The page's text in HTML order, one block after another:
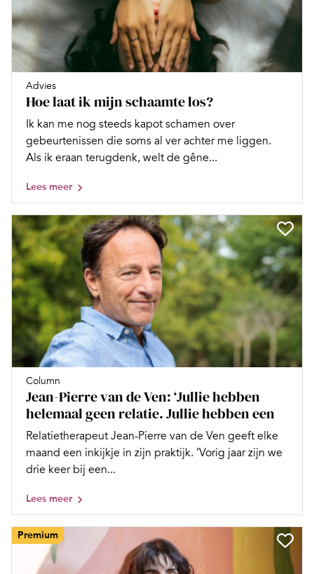
Advies
Hoe laat ik mijn schaamte los?
Ik kan me nog steeds kapot schamen over
gebeurtenissen die soms al ver achter me liggen.
Als ik eraan terugdenk, welt de gêne...
Lees meer
Column
Jean-Pierre van de Ven: ‘Jullie hebben
helemaal geen relatie. Jullie hebben een
Relatietherapeut Jean-Pierre van de Ven geeft elke
maand een inkijkje in zijn praktijk. ‘Vorig jaar zijn we
drie keer bij een...
Lees meer
Premium